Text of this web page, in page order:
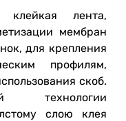
клейкая лента,
мембран
для крепления
профилям,
скоб.
технологии
слою клея